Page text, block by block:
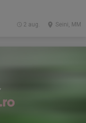
Seini, MM
2 aug.